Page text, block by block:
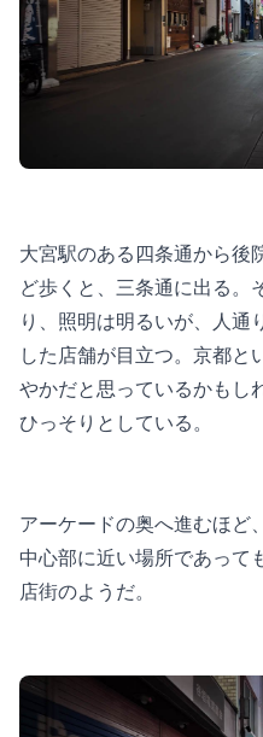
大宮駅のある四条通から後
ど歩くと、三条通に出る。
り、照明は明るいが、人通
した店舗が目立つ。京都と
やかだと思っているかもし
ひっそりとしている。
アーケードの奥へ進むほど
中心部に近い場所であって
店街のようだ。